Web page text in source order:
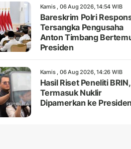
Kamis , 06 Aug 2026, 14:54 WIB
Bareskrim Polri
Tersangka Pengusaha
Anton Timbang
Presiden
Kamis , 06 Aug 2026, 14:26 WIB
Hasil Riset Peneliti BRIN,
Termasuk Nuklir
Dipamerkan ke Presiden